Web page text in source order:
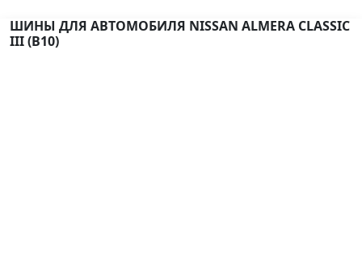
ШИНЫ ДЛЯ АВТОМОБИЛЯ NISSAN ALMERA CLASSIC
III (B10)